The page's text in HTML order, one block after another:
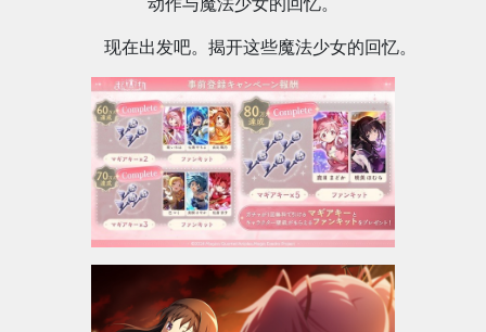
现在出发吧。揭开这些魔法少女的回忆。